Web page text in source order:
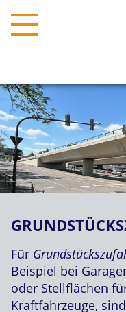
Für
Beispiel bei
oder Stellflächen
Kraftfahrzeuge, sind